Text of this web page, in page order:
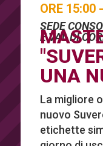
ORE 15:00
SEDE
E VAL DI
UNA
La migliore
nuovo
etichette